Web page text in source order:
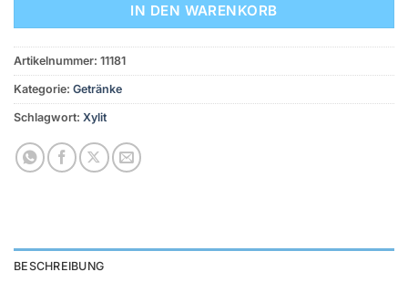
IN DEN WARENKORB
Artikelnummer: 11181
Kategorie: Getränke
Schlagwort: Xylit
BESCHREIBUNG